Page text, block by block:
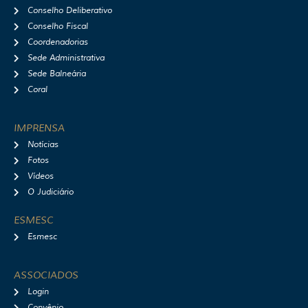
Conselho Deliberativo
Conselho Fiscal
Coordenadorias
Sede Administrativa
Sede Balneária
Coral
IMPRENSA
Notícias
Fotos
Vídeos
O Judiciário
ESMESC
Esmesc
ASSOCIADOS
Login